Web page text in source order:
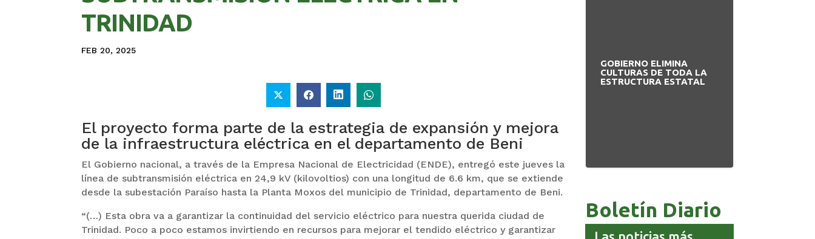
TRINIDAD
FEB 20, 2025
El proyecto forma parte de la estrategia de expansión y mejora
de la infraestructura eléctrica en el departamento de Beni
El Gobierno nacional, a través de la Empresa Nacional de Electricidad (ENDE), entregó este jueves la
línea de subtransmisión eléctrica en 24,9 kV (kilovoltios) con una longitud de 6.6 km, que se extiende
desde la subestación Paraíso hasta la Planta Moxos del municipio de Trinidad, departamento de Beni.
“(…) Esta obra va a garantizar la continuidad del servicio eléctrico para nuestra querida ciudad de
Trinidad. Poco a poco estamos invirtiendo en recursos para mejorar el tendido eléctrico y garantizar
GOBIERNO ELIMINA
CULTURAS DE TODA LA
ESTRUCTURA ESTATAL
Boletín Diario
Las noticias más